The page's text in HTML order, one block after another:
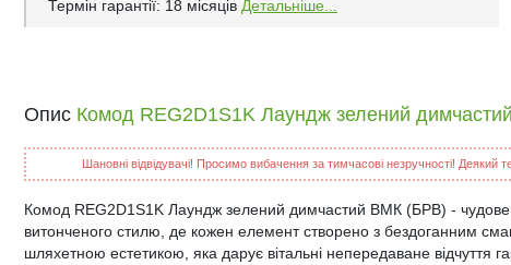
Термін гарантії: 18 місяців Детальніше...
Опис Комод REG2D1S1K Лаундж зелений
Шановні відвідувачі! Просимо вибачення за тимчасові незручності! Деякий
Комод REG2D1S1K Лаундж зелений димчастий ВМК (БРВ) - чудове
витонченого стилю, де кожен елемент створено з бездоганним
шляхетною естетикою, яка дарує вітальні непередаване відчуття